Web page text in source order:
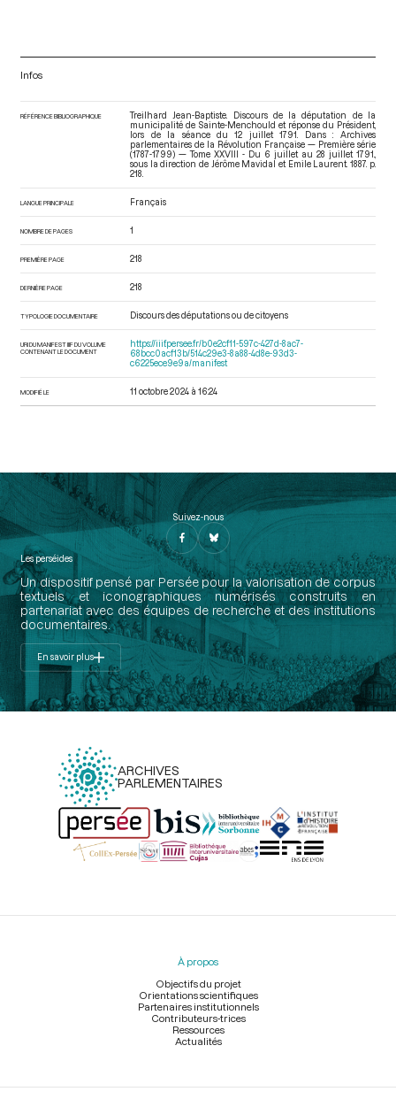
Infos
RÉFÉRENCE BIBLIOGRAPHIQUE
Treilhard Jean-Baptiste. Discours de la députation de la
municipalité de Sainte-Menchould et réponse du Président,
lors de la séance du 12 juillet 1791. Dans : Archives
parlementaires de la Révolution Française — Première série
(1787-1799) — Tome XXVIII - Du 6 juillet au 28 juillet 1791.
sous la direction de Jérôme Mavidal et Emile Laurent. 1887. p.
218.
LANGUE PRINCIPALE Français
NOMBRE DE PAGES 1
PREMIÈRE PAGE 218
DERNIÈRE PAGE 218
TYPOLOGIE DOCUMENTAIRE Discours des députations ou de citoyens
URI DU MANIFEST IIIF DU VOLUME
CONTENANT LE DOCUMENT
https://iiif.persee.fr/b0e2cf11-597c-427d-8ac7-
68bcc0acf13b/514c29e3-8a88-4d8e-93d3-
c6225ece9e9a/manifest
MODIFIÉ LE 11 octobre 2024 à 16:24
Suivez-nous
Les perséides
Un dispositif pensé par Persée pour la valorisation de corpus
textuels et iconographiques numérisés construits en
partenariat avec des équipes de recherche et des institutions
documentaires.
En savoir plus
ARCHIVES
PARLEMENTAIRES
Menu
À propos
Objectifs du projet
Orientations scientifiques
Partenaires institutionnels
Contributeurs-trices
Ressources
Actualités